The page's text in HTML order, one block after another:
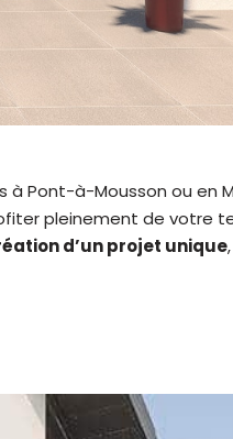
Pont-à-Mousson ou en
pleinement de votre
d’un projet unique